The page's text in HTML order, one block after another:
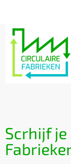
Scrhijf